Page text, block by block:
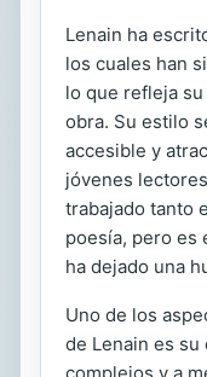
Lenain ha
los cuales han
lo que refleja
obra. Su estilo
accesible y
jóvenes
trabajado tanto
poesía, pero es
ha dejado una
Uno de los
de Lenain es su